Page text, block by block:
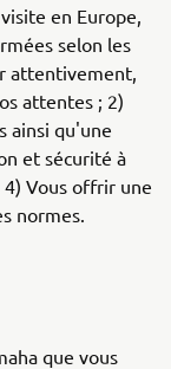
en Europe,
selon les
attentivement,
attentes ; 2)
ainsi qu'une
et sécurité à
4) Vous offrir une
normes.
que vous